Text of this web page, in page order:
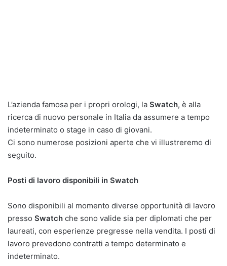
L’azienda famosa per i propri orologi, la Swatch, è alla
ricerca di nuovo personale in Italia da assumere a tempo
indeterminato o stage in caso di giovani.
Ci sono numerose posizioni aperte che vi illustreremo di
seguito.
Posti di lavoro disponibili in Swatch
Sono disponibili al momento diverse opportunità di lavoro
presso Swatch che sono valide sia per diplomati che per
laureati, con esperienze pregresse nella vendita. I posti di
lavoro prevedono contratti a tempo determinato e
indeterminato.